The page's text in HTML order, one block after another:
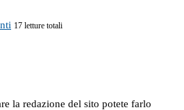
17 letture totali
la redazione del sito potete farlo